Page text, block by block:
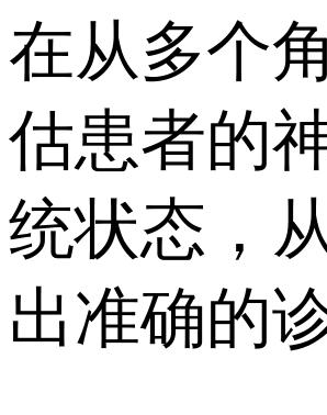
在从多个
估患者的
统状态，
出准确的